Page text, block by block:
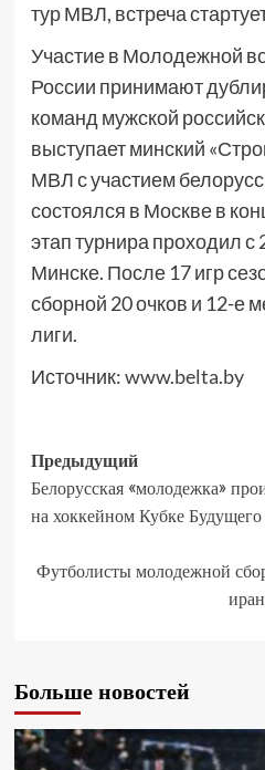
тур МВЛ, встреча
Участие в Молодежной
России принимают
команд мужской
выступает минский
МВЛ с участием
состоялся в Москве в
этап турнира проходил с
Минске. После 17 игр
сборной 20 очков и 12-е
лиги.
Источник:www.belta.by
Предыдущий
Белорусская «молодежка»
на хоккейном Кубке Будущего
Футболисты молодежной
Больше новостей